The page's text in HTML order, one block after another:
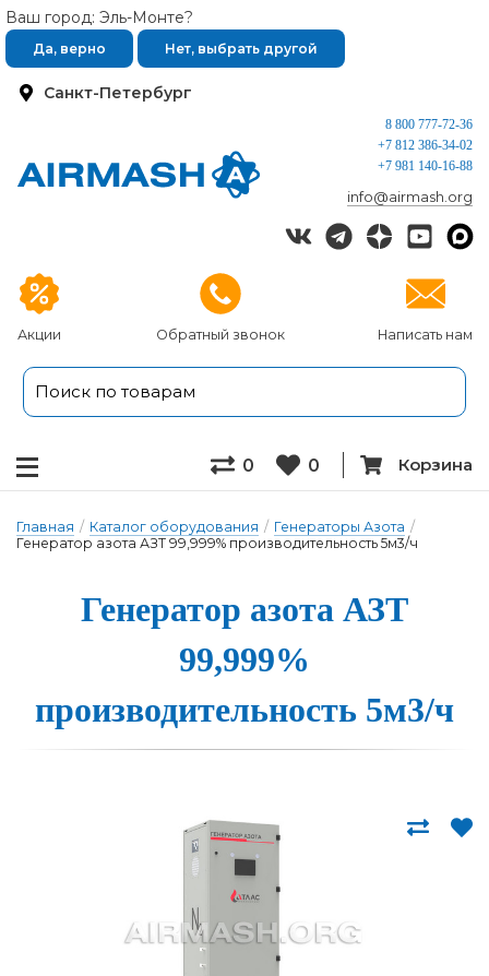
Санкт-Петербург
Ваш город: Эль-Монте?
Да, верно Нет, выбрать другой
Акции Обратный звонок Написать нам
8 800 777-72-36
+7 812 386-34-02
+7 981 140-16-88
info@airmash.org
0 0 Корзина
Главная / Каталог оборудования / Генераторы Азота /
Генератор азота АЗТ 99,999% производительность 5м3/ч
Генера­тор а­зо­та АЗТ
99,999%
про­из­во­ди­тель­ность 5м3/ч